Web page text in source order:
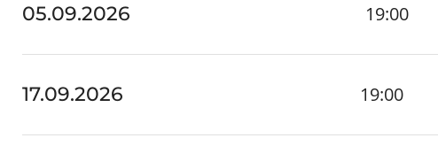
05.09.2026 19:00
17.09.2026 19:00